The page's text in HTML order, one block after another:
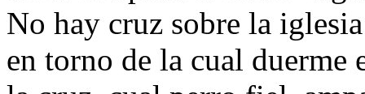
No hay cruz sobre la
en torno de la cual duerme